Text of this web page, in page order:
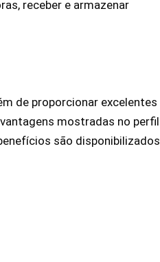
receber e armazenar
de proporcionar excelentes
mostradas no perfil
são disponibilizados